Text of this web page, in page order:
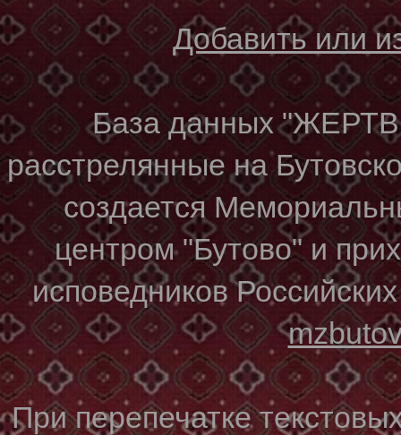
Добавить или
База данных
расстрелянные на
создается
центром "Бутово" и
исповедников
При перепечатке